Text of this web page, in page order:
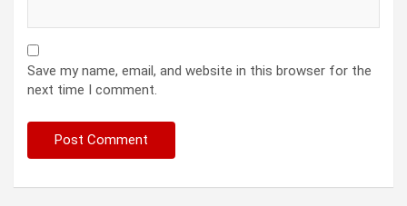
Save my name, email, and website in this browser for the
next time I comment.